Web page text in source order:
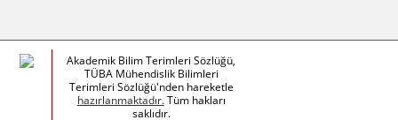
Akademik Bilim Terimleri Sözlüğü,
TÜBA Mühendislik Bilimleri
Terimleri Sözlüğü'nden hareketle
hazırlanmaktadır.Tüm hakları
saklıdır.